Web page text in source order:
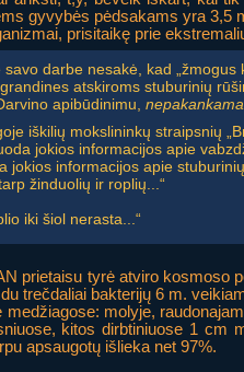
gyvybės pėdsakams yra 3,5
prisitaikę prie
savo darbe nesakė, kad
atskiroms stuburinių
apibūdinimu, nepakankama
iškilių mokslininkų straipsnių
jokios informacijos apie
jokios informacijos apie
žinduolių ir roplių...“
iki šiol nerasta...“
prietaisu tyrė atviro kosmoso
trečdaliai bakterijų 6 m.
medžiagose: molyje,
kitos dirbtiniuose 1 cm
apsaugotų išlieka net 97%.